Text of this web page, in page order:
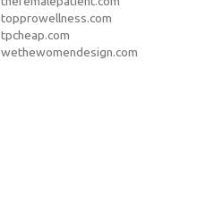
topprowellness.com
tpcheap.com
wethewomendesign.com